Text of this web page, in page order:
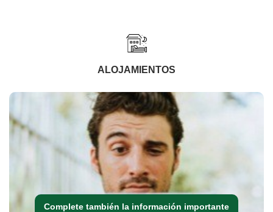
ALOJAMIENTOS
Complete también la información importante